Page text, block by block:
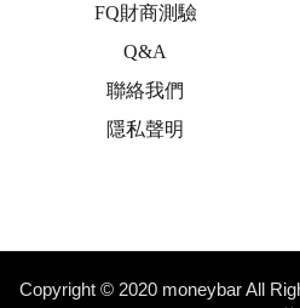
FQ財商測驗
Q&A
聯絡我們
隱私聲明
Copyright © 2020 moneybar All